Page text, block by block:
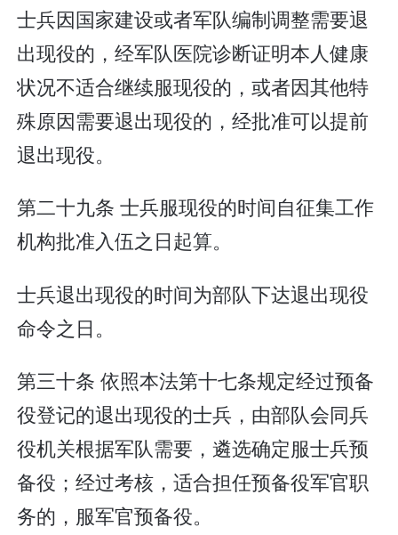
士兵因国家建设或者军队编制调整需要退
出现役的，经军队医院诊断证明本人健康
状况不适合继续服现役的，或者因其他特
殊原因需要退出现役的，经批准可以提前
退出现役。
第二十九条 士兵服现役的时间自征集工作
机构批准入伍之日起算。
士兵退出现役的时间为部队下达退出现役
命令之日。
第三十条 依照本法第十七条规定经过预备
役登记的退出现役的士兵，由部队会同兵
役机关根据军队需要，遴选确定服士兵预
备役；经过考核，适合担任预备役军官职
务的，服军官预备役。